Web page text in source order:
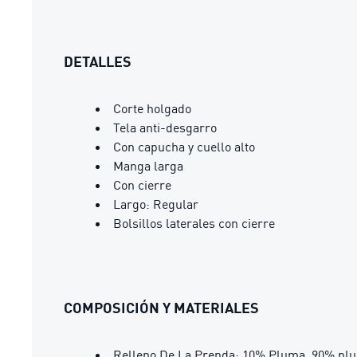
DETALLES
Corte holgado
Tela anti-desgarro
Con capucha y cuello alto
Manga larga
Con cierre
Largo: Regular
Bolsillos laterales con cierre
COMPOSICIÓN Y MATERIALES